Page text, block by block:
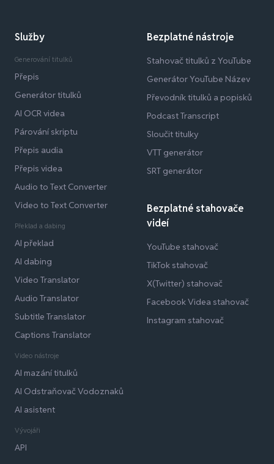
Služby
Generování titulků
Přepis
Generátor titulků
AI OCR videa
Párování skriptu
Přepis audia
Přepis videa
Audio to Text Converter
Video to Text Converter
Překlad a dabing
AI překlad
AI dabing
Video Translator
Audio Translator
Subtitle Translator
Captions Translator
Video nástroje
AI mazání titulků
AI Odstraňovač Vodoznaků
AI asistent
Vývojáři
API
Bezplatné nástroje
Stahovač titulků z YouTube
Generátor YouTube Název
Převodník titulků a popisků
Podcast Transcript
Sloučit titulky
VTT generátor
SRT generátor
Bezplatné stahovače
videí
YouTube stahovač
TikTok stahovač
X(Twitter) stahovač
Facebook Videa stahovač
Instagram stahovač